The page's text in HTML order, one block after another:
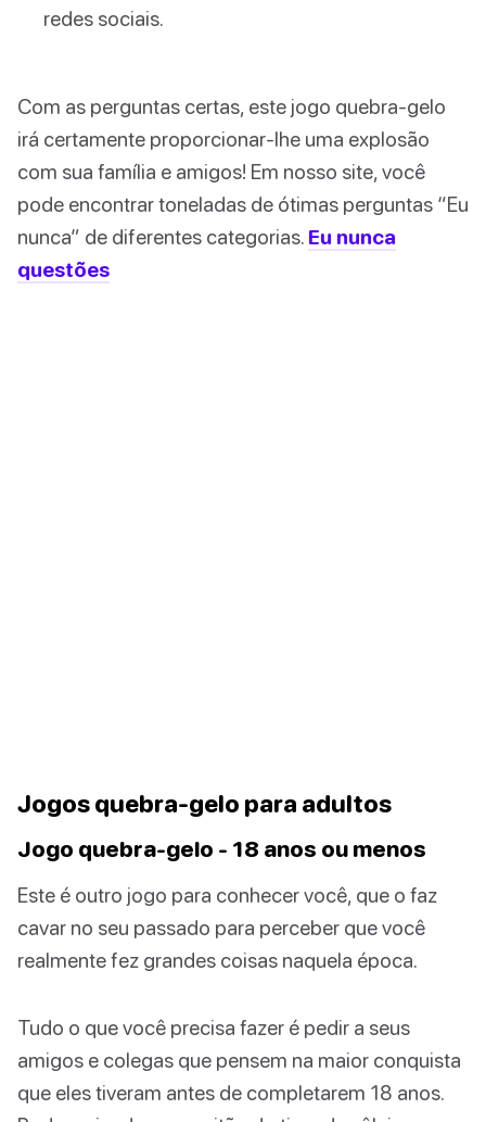
redes sociais.
Com as perguntas certas, este jogo quebra-gelo
irá certamente proporcionar-lhe uma explosão
com sua família e amigos! Em nosso site, você
pode encontrar toneladas de ótimas perguntas “Eu
nunca” de diferentes categorias. Eu nunca
questões
Jogos quebra-gelo para adultos
Jogo quebra-gelo - 18 anos ou menos
Este é outro jogo para conhecer você, que o faz
cavar no seu passado para perceber que você
realmente fez grandes coisas naquela época.
Tudo o que você precisa fazer é pedir a seus
amigos e colegas que pensem na maior conquista
que eles tiveram antes de completarem 18 anos.